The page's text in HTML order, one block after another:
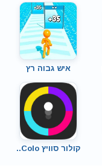
איש גבוה רץ
קולור סוויץ Colo..